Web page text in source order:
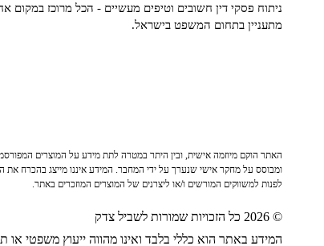
ניתוח פסקי דין חשובים וטיפים מעשיים - הכל מרוכז במקום
מתעניין בתחום המשפט בישראל.
האתר הוקם מיוזמה אישית, ובין היתר במטרה לתת מידע על המוצרים
ומבוסס על מחקר אישי שנערך על ידי המחבר. המידע איננו מייצג בהכרח את
לפנות למשווקים המורשים ו/או ליצרנים של המוצרים המוזכרים באתר.
© 2026 כל הזכויות שמורות לשביל צדק
המידע באתר הוא כללי בלבד ואינו מהווה ייעוץ משפטי או